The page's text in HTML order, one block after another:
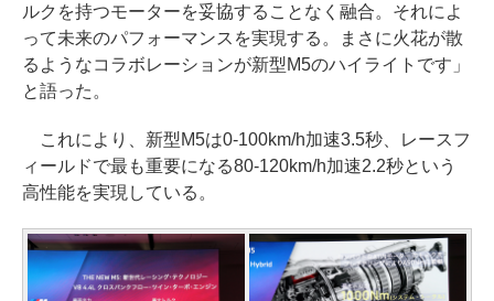
ルクを持つモーターを妥協することなく融合。それによ
って未来のパフォーマンスを実現する。まさに火花が散
るようなコラボレーションが新型M5のハイライトです」
と語った。
これにより、新型M5は0-100km/h加速3.5秒、レースフ
ィールドで最も重要になる80-120km/h加速2.2秒という
高性能を実現している。